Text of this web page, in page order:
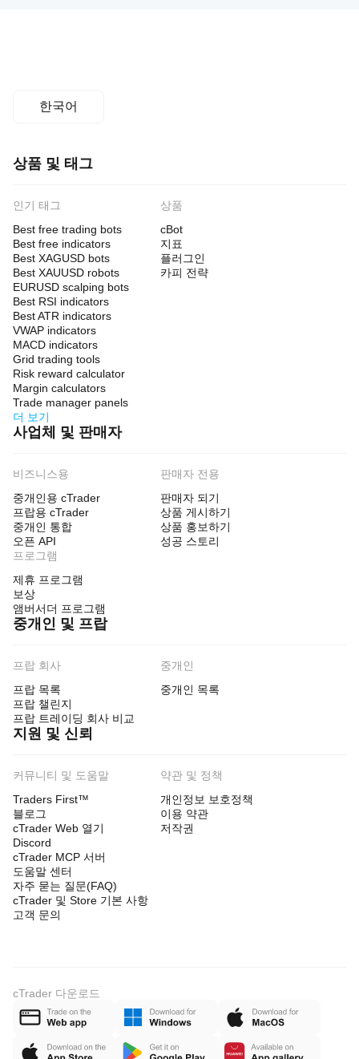
한국어
상품 및 태그
인기 태그
Best free trading bots
Best free indicators
Best XAGUSD bots
Best XAUUSD robots
EURUSD scalping bots
Best RSI indicators
Best ATR indicators
VWAP indicators
MACD indicators
Grid trading tools
Risk reward calculator
Margin calculators
Trade manager panels
더 보기
상품
cBot
지표
플러그인
카피 전략
사업체 및 판매자
비즈니스용
중개인용 cTrader
프랍용 cTrader
중개인 통합
오픈 API
판매자 전용
판매자 되기
상품 게시하기
상품 홍보하기
성공 스토리
프로그램
제휴 프로그램
보상
앰버서더 프로그램
중개인 및 프랍
프랍 회사
프랍 목록
프랍 챌린지
프랍 트레이딩 회사 비교
중개인
중개인 목록
지원 및 신뢰
커뮤니티 및 도움말
Traders First™
블로그
cTrader Web 열기
Discord
cTrader MCP 서버
도움말 센터
자주 묻는 질문(FAQ)
cTrader 및 Store 기본 사항
고객 문의
약관 및 정책
개인정보 보호정책
이용 약관
저작권
cTrader 다운로드